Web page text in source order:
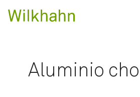
Aluminio